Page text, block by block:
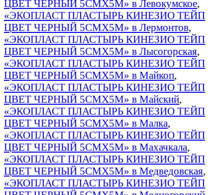
ЦВЕТ ЧЕРНЫЙ 5СМХ5М» в Левокумское,
«ЭКОПЛАСТ ПЛАСТЫРЬ КИНЕЗИО ТЕЙП
ЦВЕТ ЧЕРНЫЙ 5СМХ5М» в Лермонтов,
«ЭКОПЛАСТ ПЛАСТЫРЬ КИНЕЗИО ТЕЙП
ЦВЕТ ЧЕРНЫЙ 5СМХ5М» в Лысогорская,
«ЭКОПЛАСТ ПЛАСТЫРЬ КИНЕЗИО ТЕЙП
ЦВЕТ ЧЕРНЫЙ 5СМХ5М» в Майкоп,
«ЭКОПЛАСТ ПЛАСТЫРЬ КИНЕЗИО ТЕЙП
ЦВЕТ ЧЕРНЫЙ 5СМХ5М» в Майский,
«ЭКОПЛАСТ ПЛАСТЫРЬ КИНЕЗИО ТЕЙП
ЦВЕТ ЧЕРНЫЙ 5СМХ5М» в Малка,
«ЭКОПЛАСТ ПЛАСТЫРЬ КИНЕЗИО ТЕЙП
ЦВЕТ ЧЕРНЫЙ 5СМХ5М» в Махачкала,
«ЭКОПЛАСТ ПЛАСТЫРЬ КИНЕЗИО ТЕЙП
ЦВЕТ ЧЕРНЫЙ 5СМХ5М» в Медведовская,
«ЭКОПЛАСТ ПЛАСТЫРЬ КИНЕЗИО ТЕЙП